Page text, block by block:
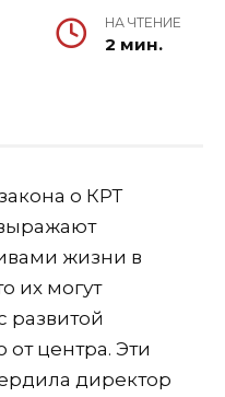
НА ЧТЕНИЕ
2 мин.
о КРТ
жизни в
их могут
развитой
от центра. Эти
директор